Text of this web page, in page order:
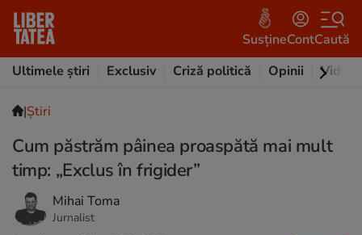
SusțineContCaută
Ultimele știri
Exclusiv Criză politică Opinii Video
|Ştiri
Cum păstrăm pâinea proaspătă mai mult
timp: „Exclus în frigider”
Mihai Toma
Jurnalist